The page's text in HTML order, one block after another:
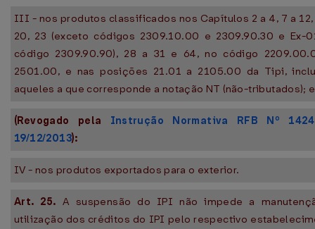
III - nos produtos classificados nos Capítulos 2 a 4, 7 a 12,
20, 23 (exceto códigos 2309.10.00 e 2309.90.30 e Ex-
código 2309.90.90), 28 a 31 e 64, no código
2501.00, e nas posições 21.01 a 2105.00 da Tipi,
aqueles a que corresponde a notação NT (não-tributados); e
(Revogado pela Instrução Normativa RFB Nº
19/12/2013):
IV - nos produtos exportados para o exterior.
Art. 25. A suspensão do IPI não impede a
utilização dos créditos do IPI pelo respectivo